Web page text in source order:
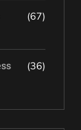
(67)
(36)